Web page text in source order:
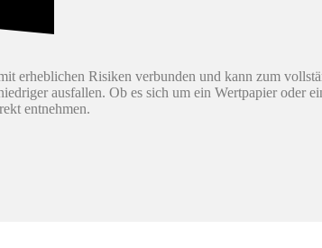
erheblichen Risiken verbunden und kann zum
ausfallen. Ob es sich um ein Wertpapier oder
entnehmen.